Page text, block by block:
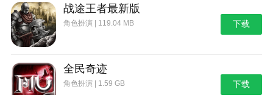
战途王者最新版
角色扮演 | 119.04 MB 下载
全民奇迹
角色扮演 | 1.59 GB 下载